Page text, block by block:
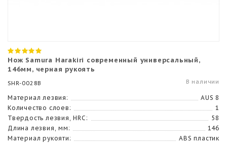
Нож Samura Harakiri современный универсальный,
146мм, черная рукоять
SHR-0028B В наличии
Материал лезвия:
AUS 8
Количество слоев:
1
Твердость лезвия, HRC:
58
Длина лезвия, мм:
146
Материал рукояти:
ABS пластик